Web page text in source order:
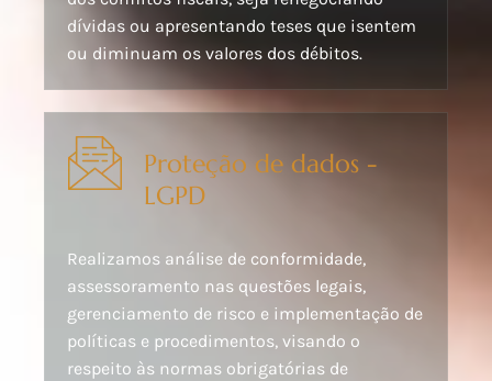
dívidas ou apresentando teses que isentem
ou diminuam os valores dos débitos.
Proteção de dados -
LGPD
Realizamos análise de conformidade,
assessoramento nas questões legais,
gerenciamento de risco e implementação de
políticas e procedimentos, visando o
respeito às normas obrigatórias de